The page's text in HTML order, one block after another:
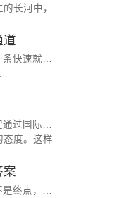
长河中，
道
快速就业
过国际课
态度。这样
案
终点，反